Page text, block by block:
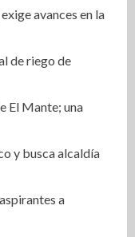
avances en la
de riego de
El Mante; una
y busca alcaldía
a